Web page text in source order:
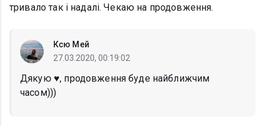
тривало так і надалі. Чекаю на продовження.
Ксю Мей
27.03.2020, 00:19:02
Дякую ♥️, продовження буде найближчим
часом)))